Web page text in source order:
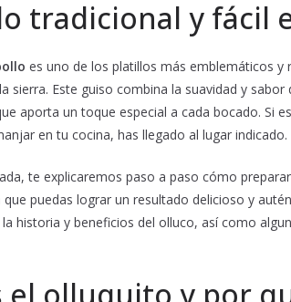
tradicional y fácil
es uno de los platillos más emblemáticos
sierra. Este guiso combina la suavidad y
aporta un toque especial a cada bocado. Si
en tu cocina, has llegado al lugar indicado.
te explicaremos paso a paso cómo
puedas lograr un resultado delicioso y
historia y beneficios del olluco, así como